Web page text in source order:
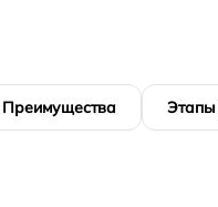
Преимущества Этапы